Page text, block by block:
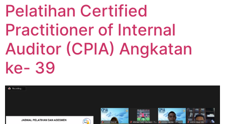
Pelatihan Certified
Practitioner of Internal
Auditor (CPIA) Angkatan
ke- 39